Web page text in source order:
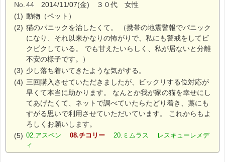
No. 44 2014/11/07(金) ３０代 女性
(1) 動物（ペット）
(2) 猫のパニックを治したくて。 （携帯の地震警報でパニック
になり、それ以来かなりの怖がりで、私にも警戒をしてビ
クビクしている。 でも甘えたいらしく、私が居ないと分離
不安の様子です。）
(3) 少し落ち着いてきたような気がする。
(4) 三回購入させていただきましたが、ビックリする位対応が
早くて本当に助かります。 なんとか我が家の猫を幸せにし
てあげたくて、ネットで調べていたらたどり着き、藁にも
すがる思いで利用させていただいています。 これからもよ
ろしくお願いします。
(5) 02.アスペン 08.チコリー
20.ミムラス レスキューレメデ
ィ